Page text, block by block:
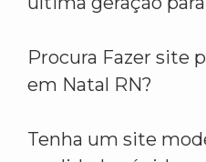
Procura Fazer site
em Natal RN?
Tenha um site